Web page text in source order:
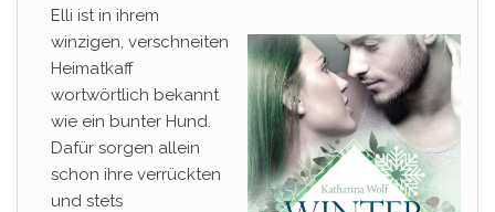
Elli ist in ihrem
winzigen, verschneiten
Heimatkaff
wortwörtlich bekannt
wie ein bunter Hund.
Dafür sorgen allein
schon ihre verrückten
und stets